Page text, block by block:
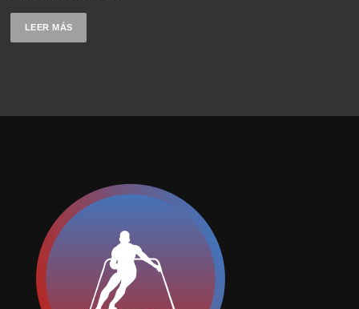
LEER MÁS